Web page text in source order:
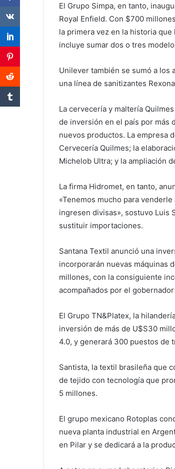
El Grupo Simpa, en tanto,
Royal Enfield. Con $700
la primera vez en la historia
incluye sumar dos o tres
Unilever también se sumó a los
una línea de sanitizantes
La cervecería y maltería
de inversión en el país por más
nuevos productos. La empresa
Cervecería Quilmes; la
Michelob Ultra; y la ampliación
La firma Hidromet, en tanto,
«Tenemos mucho para
ingresen divisas», sostuvo Luis
sustituir importaciones.
Santana Textil anunció una
incorporarán nuevas máquinas
millones, con la consiguiente
acompañados por el
El Grupo TN&Platex, la
inversión de más de U$S30
4.0, y generará 300 puestos de
Santista, la textil brasileña que
de tejido con tecnología que
5 millones.
El grupo mexicano Rotoplas
nueva planta industrial en
en Pilar y se dedicará a la